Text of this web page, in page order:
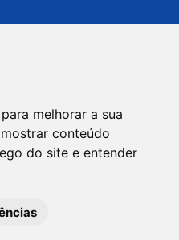
melhorar a sua
conteúdo
do site e entender
SP
SP